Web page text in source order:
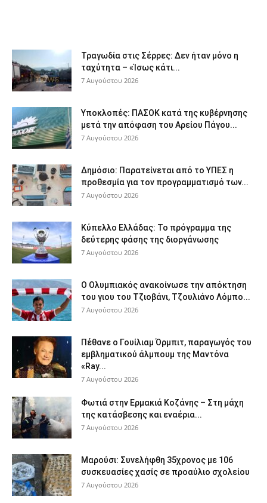
Τραγωδία στις Σέρρες: Δεν ήταν μόνο η
ταχύτητα – «Ίσως κάτι...
7 Αυγούστου 2026
Υποκλοπές: ΠΑΣΟΚ κατά της κυβέρνησης
μετά την απόφαση του Αρείου Πάγου...
7 Αυγούστου 2026
Δημόσιο: Παρατείνεται από το ΥΠΕΣ η
προθεσμία για τον προγραμματισμό των...
7 Αυγούστου 2026
Κύπελλο Ελλάδας: Το πρόγραμμα της
δεύτερης φάσης της διοργάνωσης
7 Αυγούστου 2026
Ο Ολυμπιακός ανακοίνωσε την απόκτηση
του γιου του Τζιοβάνι, Τζουλιάνο Λόμπο...
7 Αυγούστου 2026
Πέθανε ο Γουίλιαμ Όρμπιτ, παραγωγός του
εμβληματικού άλμπουμ της Μαντόνα
«Ray...
7 Αυγούστου 2026
Φωτιά στην Ερμακιά Κοζάνης – Στη μάχη
της κατάσβεσης και εναέρια...
7 Αυγούστου 2026
Μαρούσι: Συνελήφθη 35χρονος με 106
συσκευασίες χασίς σε προαύλιο σχολείου
7 Αυγούστου 2026